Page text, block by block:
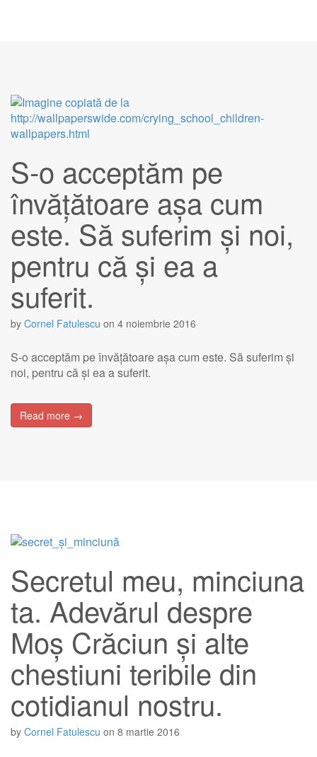
S-o acceptăm pe
învățătoare așa cum
este. Să suferim și noi,
pentru că și ea a
suferit.
by Cornel Fatulescu on 4 noiembrie 2016
S-o acceptăm pe învățătoare așa cum este. Să suferim și
noi, pentru că și ea a suferit.
Read more →
Secretul meu, minciuna
ta. Adevărul despre
Moș Crăciun și alte
chestiuni teribile din
cotidianul nostru.
by Cornel Fatulescu on 8 martie 2016